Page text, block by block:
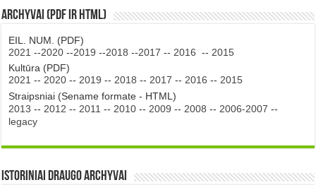
Archyvai (PDF ir HTML)
EIL. NUM. (PDF)
2021 --2020 --2019 --2018 --2017 --2016 --2015
Kultūra (PDF)
2021 --2020 --2019 --2018 --2017 --2016 --2015
Straipsniai (Sename formate - HTML)
2013 --2012 --2011 --2010 --2009 --2008 --2006-2007 --
legacy
Istoriniai DRAUGO Archyvai